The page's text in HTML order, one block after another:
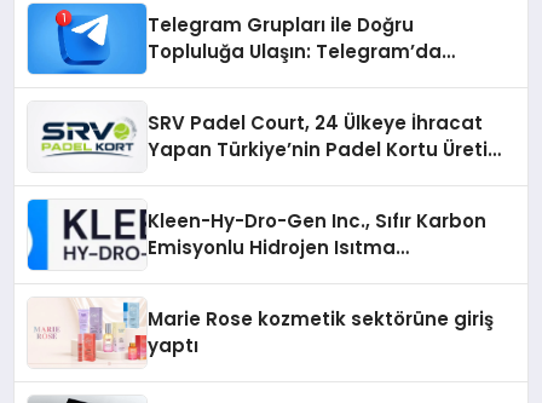
Telegram Grupları ile Doğru
Topluluğa Ulaşın: Telegram’da
SRV Padel Court, 24 Ülkeye İhracat
Yapan Türkiye’nin Padel Kortu Üretim
Kleen-Hy-Dro-Gen Inc., Sıfır Karbon
Emisyonlu Hidrojen Isıtma
Marie Rose kozmetik sektörüne giriş
yaptı